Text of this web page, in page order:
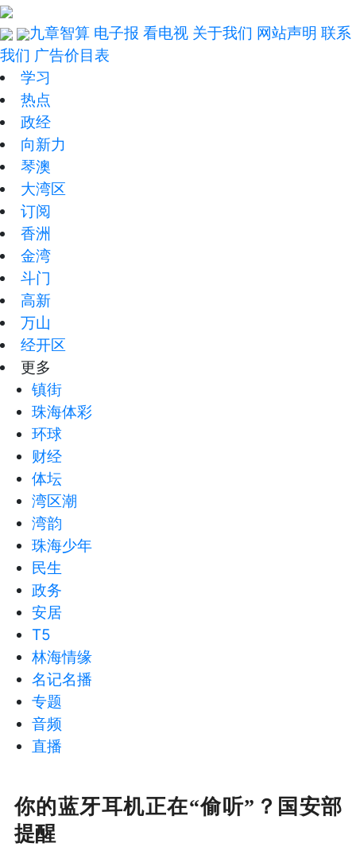
九章智算 电子报 看电视 关于我们 网站声明 联系
我们 广告价目表
学习
热点
政经
向新力
琴澳
大湾区
订阅
香洲
金湾
斗门
高新
万山
经开区
更多
镇街
珠海体彩
环球
财经
体坛
湾区潮
湾韵
珠海少年
民生
政务
安居
T5
林海情缘
名记名播
专题
音频
直播
你的蓝牙耳机正在“偷听”？国安部
提醒